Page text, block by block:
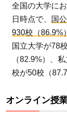
ライ
ン授
業を
実施
ある
いは
する
全国の大学に
日時点で、
国
930校（86.9%
国立大学が78
（82.9%）、
校が50校（
オンライン授